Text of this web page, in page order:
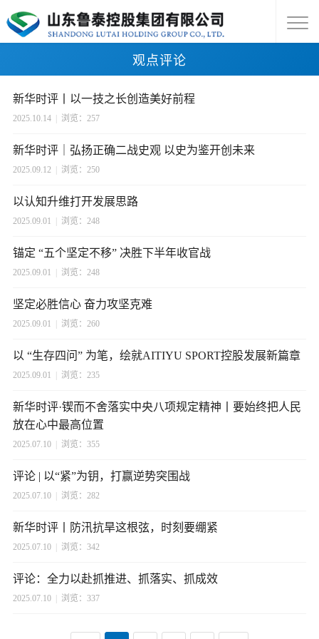
观点评论
新华时评丨以一技之长创造美好前程
2025.10.14 浏览：257
新华时评｜弘扬正确二战史观 以史为鉴开创未来
2025.09.12 浏览：250
以认知升维打开发展思路
2025.09.01 浏览：248
锚定 “五个坚定不移” 决胜下半年收官战
2025.09.01 浏览：248
坚定必胜信心 奋力攻坚克难
2025.09.01 浏览：260
以 “生存四问” 为笔，绘就AITIYU SPORT控股发展新篇章
2025.09.01 浏览：235
新华时评·锲而不舍落实中央八项规定精神丨要始终把人民
放在心中最高位置
2025.07.10 浏览：355
评论 | 以“紧”为钥，打赢逆势突围战
2025.07.10 浏览：282
新华时评丨防汛抗旱这根弦，时刻要绷紧
2025.07.10 浏览：342
评论：全力以赴抓推进、抓落实、抓成效
2025.07.10 浏览：337